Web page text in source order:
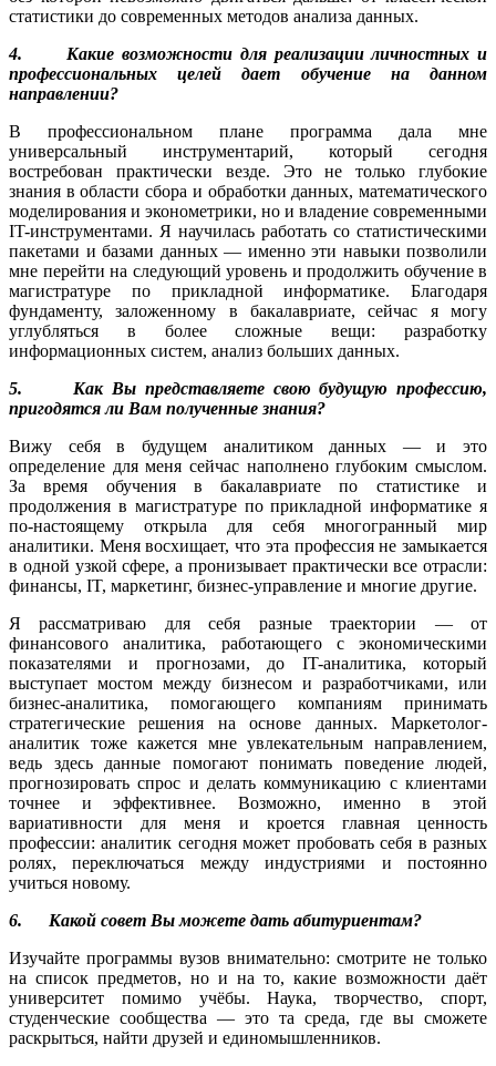
статистики до современных методов анализа данных.
4. Какие возможности для реализации личностных и
профессиональных целей дает обучение на данном
направлении?
В профессиональном плане программа дала мне
универсальный инструментарий, который сегодня
востребован практически везде. Это не только глубокие
знания в области сбора и обработки данных, математического
моделирования и эконометрики, но и владение современными
IT-инструментами. Я научилась работать со статистическими
пакетами и базами данных — именно эти навыки позволили
мне перейти на следующий уровень и продолжить обучение в
магистратуре по прикладной информатике. Благодаря
фундаменту, заложенному в бакалавриате, сейчас я могу
углубляться в более сложные вещи: разработку
информационных систем, анализ больших данных.
5. Как Вы представляете свою будущую профессию,
пригодятся ли Вам полученные знания?
Вижу себя в будущем аналитиком данных — и это
определение для меня сейчас наполнено глубоким смыслом.
За время обучения в бакалавриате по статистике и
продолжения в магистратуре по прикладной информатике я
по-настоящему открыла для себя многогранный мир
аналитики. Меня восхищает, что эта профессия не замыкается
в одной узкой сфере, а пронизывает практически все отрасли:
финансы, IT, маркетинг, бизнес-управление и многие другие.
Я рассматриваю для себя разные траектории — от
финансового аналитика, работающего с экономическими
показателями и прогнозами, до IT-аналитика, который
выступает мостом между бизнесом и разработчиками, или
бизнес-аналитика, помогающего компаниям принимать
стратегические решения на основе данных. Маркетолог-
аналитик тоже кажется мне увлекательным направлением,
ведь здесь данные помогают понимать поведение людей,
прогнозировать спрос и делать коммуникацию с клиентами
точнее и эффективнее. Возможно, именно в этой
вариативности для меня и кроется главная ценность
профессии: аналитик сегодня может пробовать себя в разных
ролях, переключаться между индустриями и постоянно
учиться новому.
6. Какой совет Вы можете дать абитуриентам?
Изучайте программы вузов внимательно: смотрите не только
на список предметов, но и на то, какие возможности даёт
университет помимо учёбы. Наука, творчество, спорт,
студенческие сообщества — это та среда, где вы сможете
раскрыться, найти друзей и единомышленников.